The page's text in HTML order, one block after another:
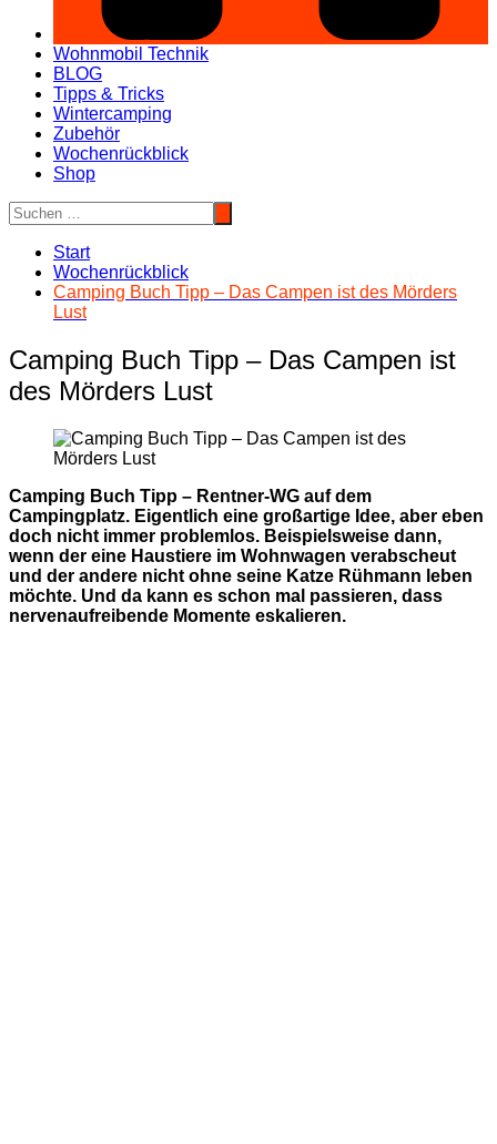
Wohnmobil Technik
BLOG
Tipps & Tricks
Wintercamping
Zubehör
Wochenrückblick
Shop
Start
Wochenrückblick
Camping Buch Tipp – Das Campen ist des Mörders
Lust
Camping Buch Tipp – Das Campen ist
des Mörders Lust
Camping Buch Tipp – Rentner-WG auf dem
Campingplatz. Eigentlich eine großartige Idee, aber eben
doch nicht immer problemlos. Beispielsweise dann,
wenn der eine Haustiere im Wohnwagen verabscheut
und der andere nicht ohne seine Katze Rühmann leben
möchte. Und da kann es schon mal passieren, dass
nervenaufreibende Momente eskalieren.